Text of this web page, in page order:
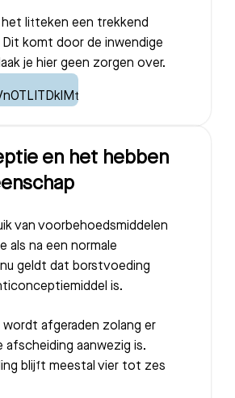
het litteken een trekkend
komt door de inwendige
je hier geen zorgen over.
en het hebben
van voorbehoedsmiddelen
als na een normale
geldt dat borstvoeding
is.
wordt afgeraden zolang er
afscheiding aanwezig is.
blijft meestal vier tot zes